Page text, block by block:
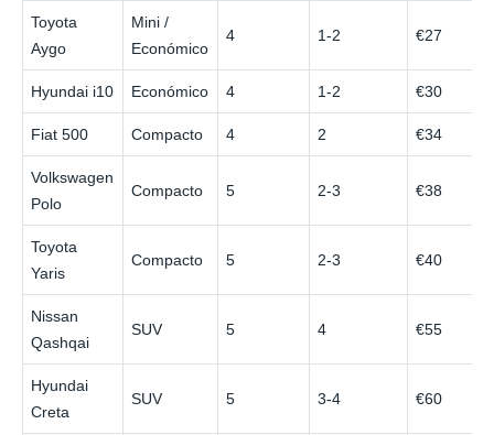
Toyota
Aygo
Mini /
Económico
4 1-2 €27
Hyundai i10 Económico 4 1-2 €30
Fiat 500 Compacto 4 2 €34
Volkswagen
Polo
Compacto 5 2-3 €38
Toyota
Yaris
Compacto 5 2-3 €40
Nissan
Qashqai
SUV 5 4 €55
Hyundai
Creta
SUV 5 3-4 €60